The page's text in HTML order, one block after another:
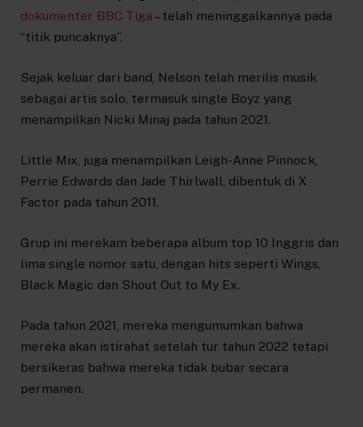
dokumenter BBC Tiga – telah meninggalkannya pada
“titik puncaknya”.
Sejak keluar dari band, Nelson telah merilis musik
sebagai artis solo, termasuk single Boyz yang
menampilkan Nicki Minaj pada tahun 2021.
Little Mix, juga menampilkan Leigh-Anne Pinnock,
Perrie Edwards dan Jade Thirlwall, dibentuk di X
Factor pada tahun 2011.
Grup ini merekam beberapa album top 10 Inggris dan
lima single nomor satu, dengan hits seperti Wings,
Black Magic dan Shout Out to My Ex.
Pada tahun 2021, mereka mengumumkan bahwa
mereka akan istirahat setelah tur tahun 2022 tetapi
bersikeras bahwa mereka tidak bubar secara
permanen.